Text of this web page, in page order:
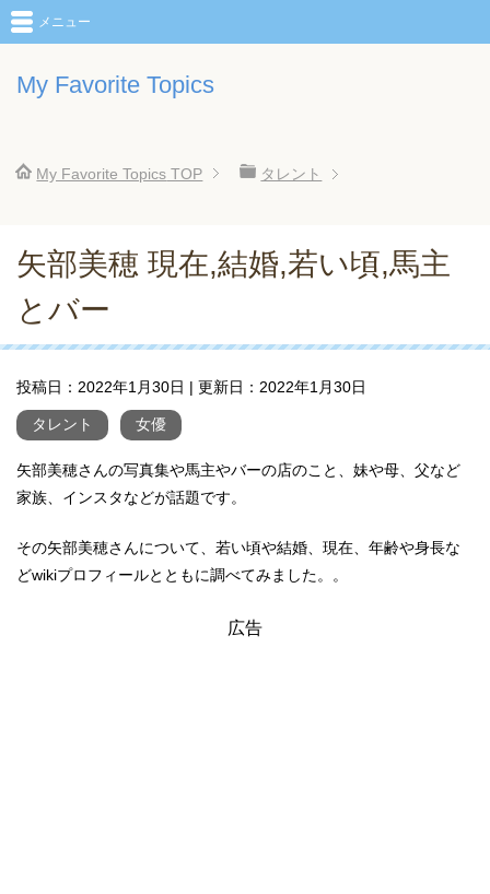
My Favorite Topics
メニュー
My Favorite Topics TOP タレント
矢部美穂 現在,結婚,若い頃,馬主
とバー
投稿日： 2022年1月30日 | 更新日： 2022年1月30日
タレント 女優
矢部美穂さんの写真集や馬主やバーの店のこと、妹や母、父など
家族、インスタなどが話題です。
その矢部美穂さんについて、若い頃や結婚、現在、年齢や身長な
どwikiプロフィールとともに調べてみました。。
広告